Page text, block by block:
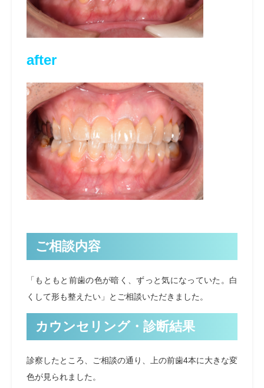
after
ご相談内容
「もともと前歯の色が暗く、ずっと気になっていた。白
くして形も整えたい」とご相談いただきました。
カウンセリング・診断結果
診察したところ、ご相談の通り、上の前歯4本に大きな変
色が見られました。